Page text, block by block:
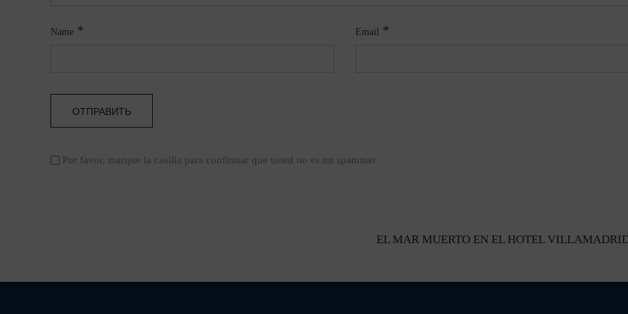
Name * Email *
Por favor, marque la casilla para confirmar que usted no es un spammer
EL MAR MUERTO EN EL HOTEL